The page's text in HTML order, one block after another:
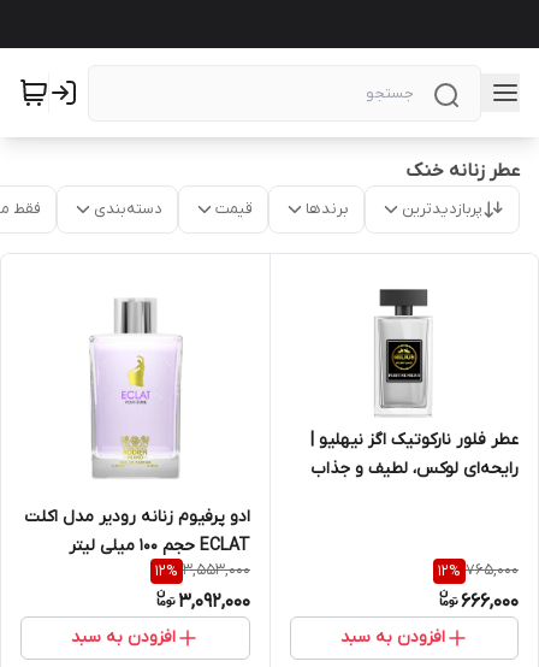
عطر زنانه خنک
پربازدیدترین برندها قیمت دسته‌بندی فقط
عطر فلور نارکوتیک اگز نیهلیو |
رایحه‌ای لوکس، لطیف و جذاب
765,000
12%
666,000
افزودن به سبد
ادو پرفیوم زنانه رودیر مدل اکلت
ECLAT حجم 100 میلی لیتر
3,553,000
12%
3,092,000
افزودن به سبد